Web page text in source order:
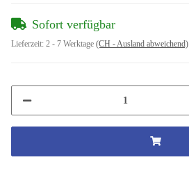
Sofort verfügbar
Lieferzeit: 2 - 7 Werktage (CH - Ausland abweichend)